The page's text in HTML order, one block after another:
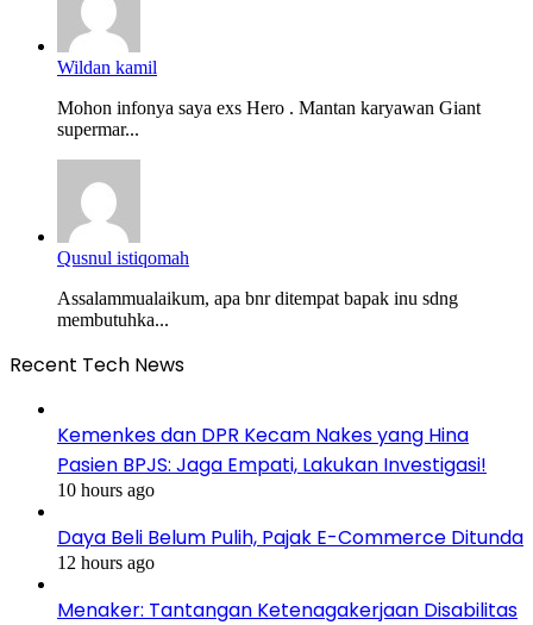
Wildan kamil
Mohon infonya saya exs Hero . Mantan karyawan Giant
supermar...
Qusnul istiqomah
Assalammualaikum, apa bnr ditempat bapak inu sdng
membutuhka...
Recent Tech News
Kemenkes dan DPR Kecam Nakes yang Hina
Pasien BPJS: Jaga Empati, Lakukan Investigasi!
10 hours ago
Daya Beli Belum Pulih, Pajak E-Commerce Ditunda
12 hours ago
Menaker: Tantangan Ketenagakerjaan Disabilitas